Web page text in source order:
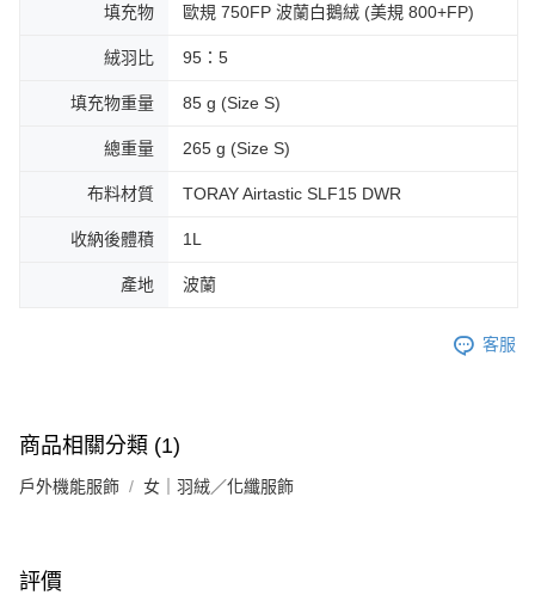
填充物 歐規 750FP 波蘭白鵝絨 (美規 800+FP)
絨羽比 95：5
填充物重量 85 g (Size S)
總重量 265 g (Size S)
布料材質 TORAY Airtastic SLF15 DWR
收納後體積 1L
產地 波蘭
客服
商品相關分類 (1)
戶外機能服飾 女｜羽絨／化纖服飾
評價